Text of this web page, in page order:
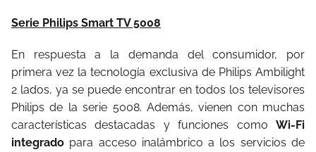
Serie Philips Smart TV 5008
En respuesta a la demanda del consumidor, por
primera vez la tecnología exclusiva de Philips Ambilight
2 lados, ya se puede encontrar en todos los televisores
Philips de la serie 5008. Además, vienen con muchas
características destacadas y funciones como Wi-Fi
integrado para acceso inalámbrico a los servicios de